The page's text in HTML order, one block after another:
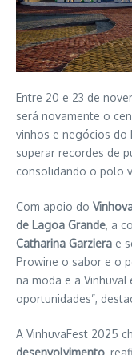
Entre 20 e 23 de
será novamente o
vinhos e negócios do
superar recordes de
consolidando o polo
Com apoio do
de Lagoa Grande, a
Catharina Garziera e
Prowine o sabor e o
na moda e a
oportunidades”,
A VinhuvaFest 2025
desenvolvimento,